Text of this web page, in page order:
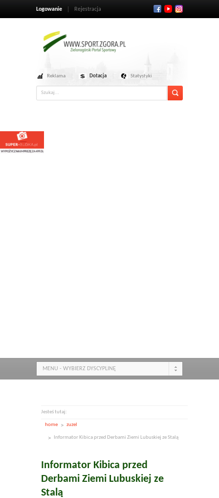
Logowanie Rejestracja
Reklama Dotacja Statystyki
MENU - WYBIERZ DYSCYPLINĘ
Jesteś tutaj:
home zuzel
Informator Kibica przed Derbami Ziemi Lubuskiej ze Stalą
Informator Kibica przed
Derbami Ziemi Lubuskiej ze
Stalą